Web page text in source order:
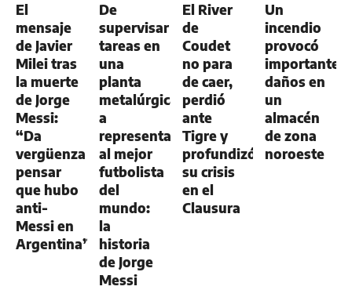
El
mensaje
de Javier
Milei tras
la muerte
de Jorge
Messi:
“Da
vergüenza
pensar
que hubo
anti-
Messi en
Argentina”
De
supervisar
tareas en
una
planta
metalúrgica
a
representar
al mejor
futbolista
del
mundo:
la
historia
de Jorge
Messi
El River
de
Coudet
no para
de caer,
perdió
ante
Tigre y
profundizó
su crisis
en el
Clausura
Un
incendio
provocó
importantes
daños en
un
almacén
de zona
noroeste